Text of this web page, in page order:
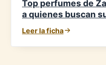
Top perfumes de
a quienes buscan
Leer la ficha